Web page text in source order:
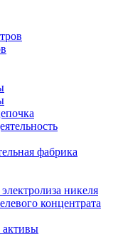
фабрика
никеля
концентрата
активы